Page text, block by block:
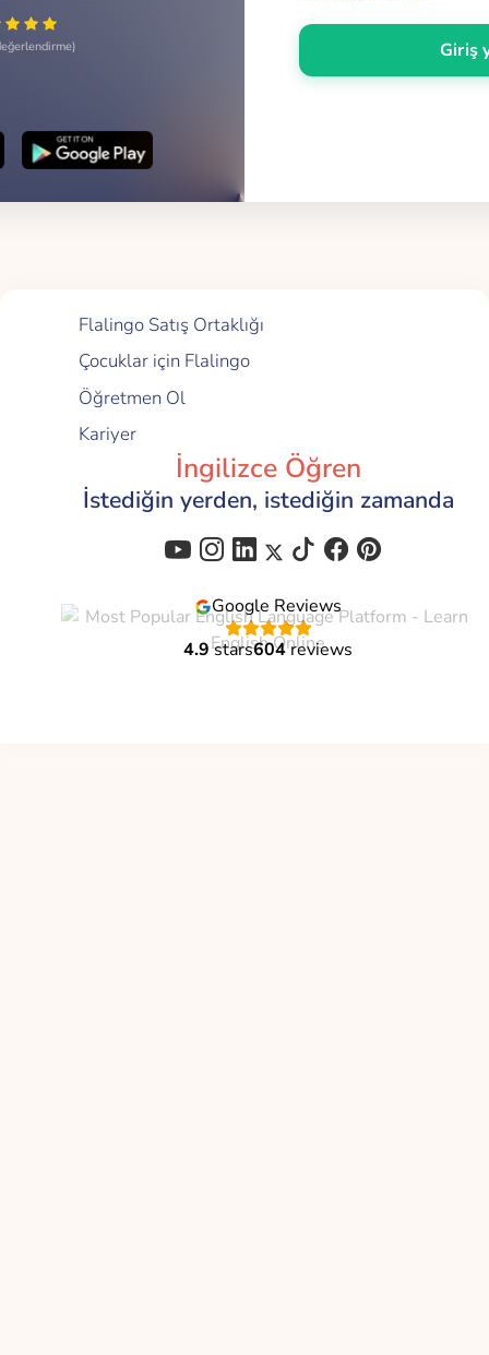
Giriş
Flalingo Satış Ortaklığı
Çocuklar için Flalingo
Öğretmen Ol
Kariyer
İngilizce Öğren
İstediğin yerden, istediğin zamanda
Google Reviews
4.9stars604reviews